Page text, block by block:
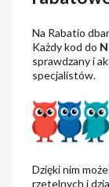
Na Rabatio
Każdy kod do
sprawdzany i
specjalistów.
Dzięki nim
rzetelnych i